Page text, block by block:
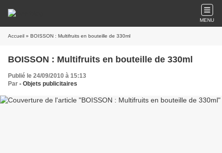
MENU
Accueil » BOISSON : Multifruits en bouteille de 330ml
BOISSON : Multifruits en bouteille de 330ml
Publié le 24/09/2010 à 15:13
Par - Objets publicitaires